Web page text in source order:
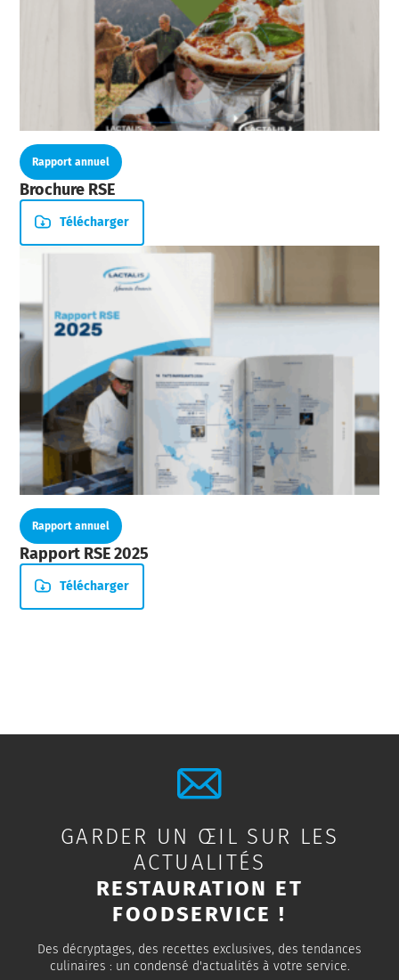
Rapport annuel
Brochure RSE
Télécharger
Rapport annuel
Rapport RSE 2025
Télécharger
GARDER UN ŒIL SUR LES
ACTUALITÉS
RESTAURATION ET
FOODSERVICE !
Des décryptages, des recettes exclusives, des tendances
culinaires : un condensé d'actualités à votre service.